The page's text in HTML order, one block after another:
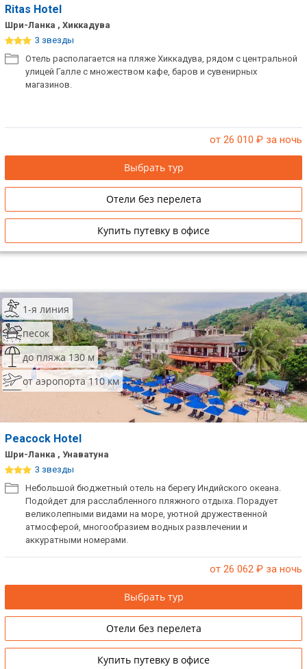
Ritas Hotel
Шри-Ланка , Хиккадува
3 звезды
Отель располагается на пляже Хиккадува, рядом с центральной
улицей Галле с множеством кафе, баров и сувенирных
магазинов.
от 26 010 ₽ за ночь
Выбрать тур
Отели без перелета
Купить путевку в офисе
1-я линия
песок
до пляжа 130 м
от аэропорта 110 км
Peacock Hotel
Шри-Ланка , Унаватуна
3 звезды
Небольшой бюджетный отель на берегу Индийского океана.
Подойдет для расслабленного пляжного отдыха. Порадует
великолепными видами на море, уютной дружественной
атмосферой, многообразием водных развлечении и
аккуратными номерами.
от 26 062 ₽ за ночь
Выбрать тур
Отели без перелета
Купить путевку в офисе